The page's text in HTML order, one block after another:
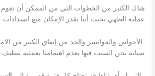
هناك الكثير من الخطوات التي من الممكن أن تقوم
عملية الطهي بحيث أننا بقدر الإمكان منع انسدادات
الأحواض والمواسير والحد من إنفاق الكثير من
صيانة نحن السبب فيها بعدم اهتمامنا بعملية